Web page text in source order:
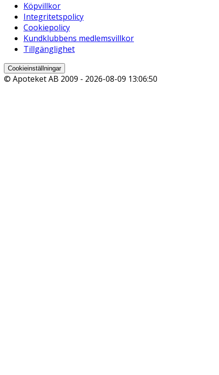
Köpvillkor
Integritetspolicy
Cookiepolicy
Kundklubbens medlemsvillkor
Tillgänglighet
Cookieinställningar
© Apoteket AB 2009 - 2026-08-09 13:06:50